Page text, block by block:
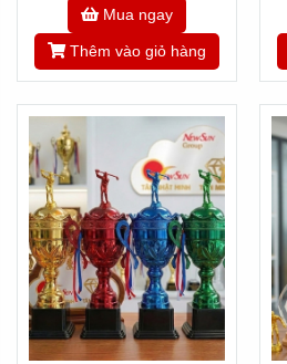
Mua ngay
Thêm vào giỏ hàng